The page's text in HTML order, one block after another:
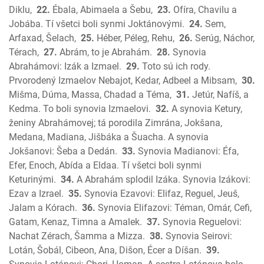
Amos
Obadiáš
Jonáš
Micheáš
Nahum
Abakuk
Sofoniáš
Aggeus
Zachariáš
Malachiáš
Nový zákon
Ev. Matúša
Ev. Marka
Ev. Lukáša
Ev. Jána
Skutky apoštolov
List Rimanom
Diklu, 22. Ébala, Abimaela a Šebu, 23. Ofíra, Chavilu a
Jobába. Tí všetci boli synmi Joktánovými. 24. Sem,
Arfaxad, Šelach, 25. Héber, Péleg, Rehu, 26. Serúg, Náchor,
Térach, 27. Abrám, to je Abrahám. 28. Synovia
Abrahámovi: Izák a Izmael. 29. Toto sú ich rody.
Prvorodený Izmaelov Nebajot, Kedar, Adbeel a Mibsam, 30.
Mišma, Dúma, Massa, Chadad a Téma, 31. Jetúr, Nafíš, a
Kedma. To boli synovia Izmaelovi. 32. A synovia Ketury,
ženiny Abrahámovej; tá porodila Zimrána, Jokšana,
Medana, Madiana, Jišbáka a Šuacha. A synovia
Jokšanovi: Šeba a Dedán. 33. Synovia Madianovi: Éfa,
Efer, Enoch, Abída a Eldaa. Tí všetci boli synmi
Keturinými. 34. A Abrahám splodil Izáka. Synovia Izákovi:
Ezav a Izrael. 35. Synovia Ezavovi: Elifaz, Reguel, Jeuš,
Jalam a Kórach. 36. Synovia Elifazovi: Téman, Omár, Cefi,
Gatam, Kenaz, Timna a Amalek. 37. Synovia Reguelovi:
Nachat Zérach, Šamma a Mizza. 38. Synovia Seirovi:
Lotán, Šobál, Cibeon, Ana, Dišon, Écer a Díšan. 39.